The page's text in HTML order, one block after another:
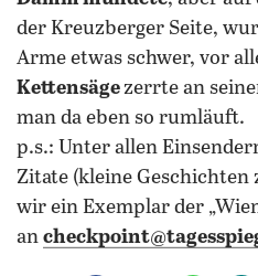
der Kreuzberger Seite,
Arme etwas schwer, vor
Kettensägezerrte an
man da eben so rumläuft.
p.s.: Unter allen
Zitate (kleine Geschichten
wir ein Exemplar der
an